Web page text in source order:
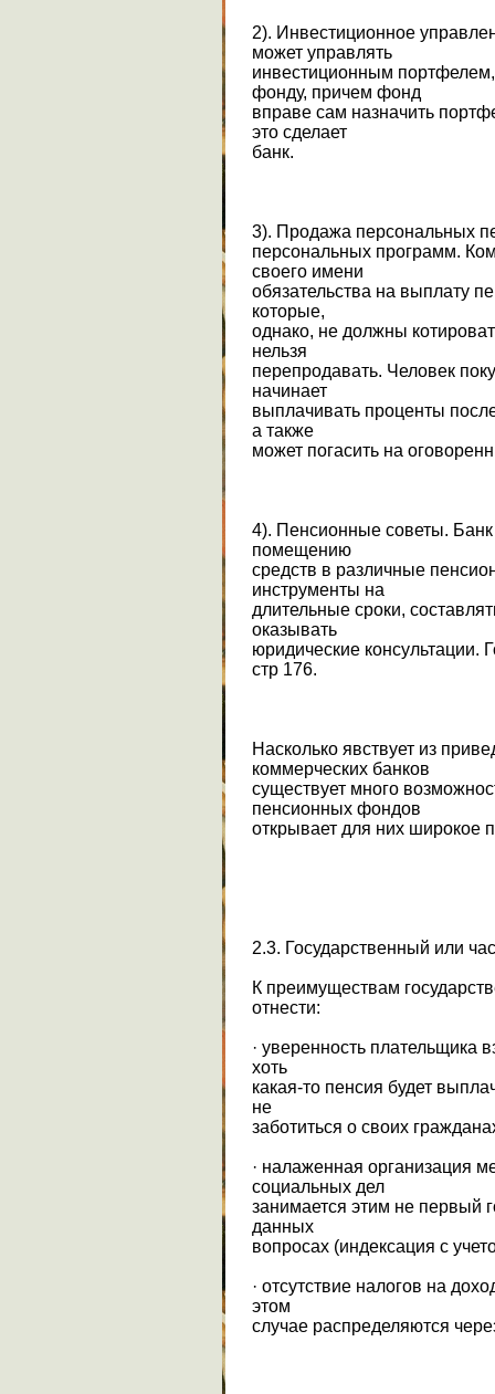
2). Инвестиционное
может управлять
инвестиционным
фонду, причем фонд
вправе сам назначить
это сделает
банк.
3). Продажа персональных
персональных программ.
своего имени
обязательства на выплату
которые,
однако, не должны
нельзя
перепродавать. Человек
начинает
выплачивать проценты
а также
может погасить на
4). Пенсионные советы. Банк
помещению
средств в различные
инструменты на
длительные сроки,
оказывать
юридические консультации.
стр 176.
Насколько явствует из
коммерческих банков
существует много
пенсионных фондов
открывает для них широкое
2.3. Государственный или
К преимуществам
отнести:
· уверенность плательщика
хоть
какая-то пенсия будет
не
заботиться о своих
· налаженная организация
социальных дел
занимается этим не первый
данных
вопросах (индексация с
· отсутствие налогов на
этом
случае распределяются